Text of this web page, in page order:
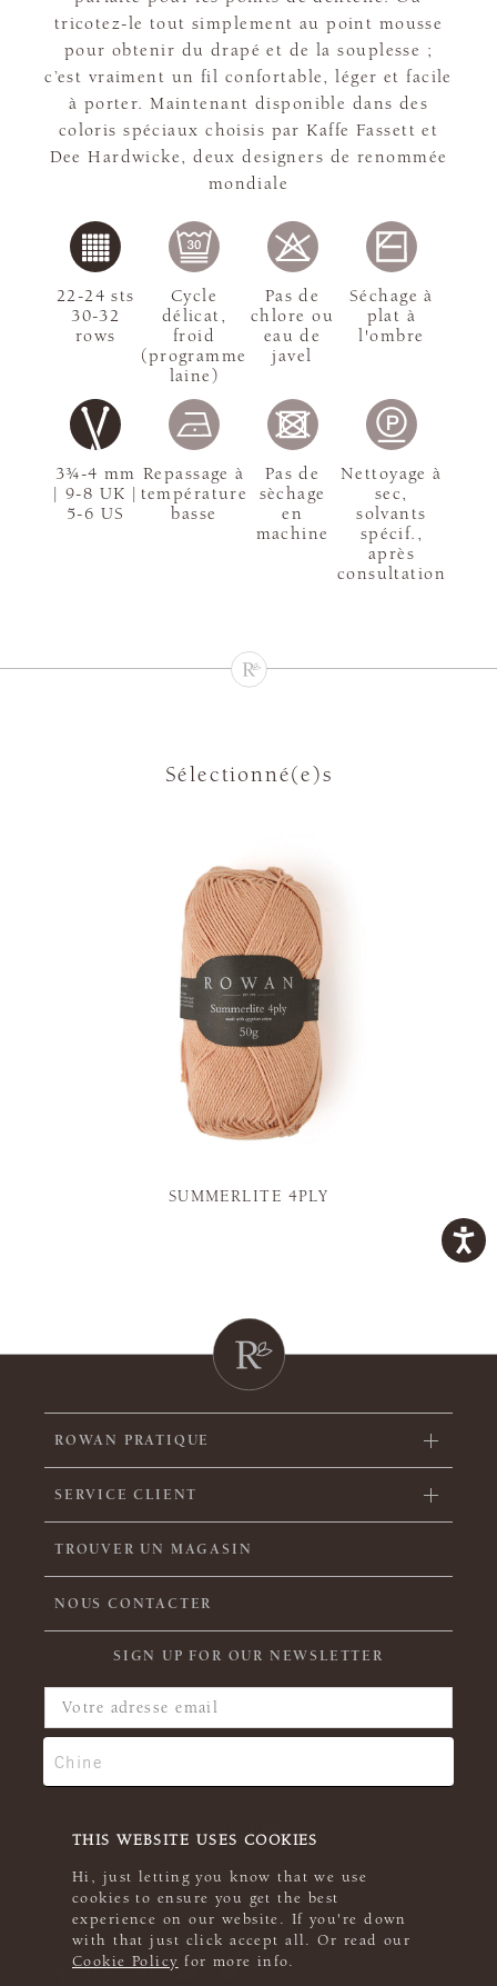
THIS WEBSITE USES COOKIES
Hi, just letting you know that we use
cookies to ensure you get the best
experience on our website. If you're down
with that just click accept all. Or read our
Cookie Policy for more info.
tricotez-le tout simplement au point mousse
pour obtenir du drapé et de la souplesse ;
c’est vraiment un fil confortable, léger et facile
à porter. Maintenant disponible dans des
coloris spéciaux choisis par Kaffe Fassett et
Dee Hardwicke, deux designers de renommée
mondiale
3¾-4 mm
| 9-8 UK |
5-6 US
22-24 sts
30-32
rows
Cycle
délicat,
froid
(programme
laine)
Pas de
chlore ou
eau de
javel
Séchage à
plat à
l'ombre
Repassage à
température
basse
Pas de
sèchage
en
machine
Nettoyage à
sec,
solvants
spécif.,
après
consultation
Sélectionné(e)s
SUMMERLITE 4PLY
ROWAN PRATIQUE
SERVICE CLIENT
TROUVER UN MAGASIN
NOUS CONTACTER
SIGN UP FOR OUR NEWSLETTER